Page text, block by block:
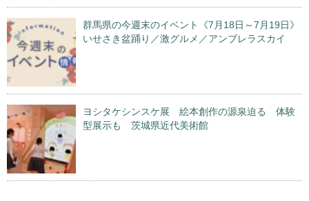
群馬県の今週末のイベント《7月18日～7月19日》
いせさき盆踊り／激グルメ／アンブレラスカイ
ヨシタケシンスケ展 絵本創作の源泉迫る 体験
型展示も 茨城県近代美術館